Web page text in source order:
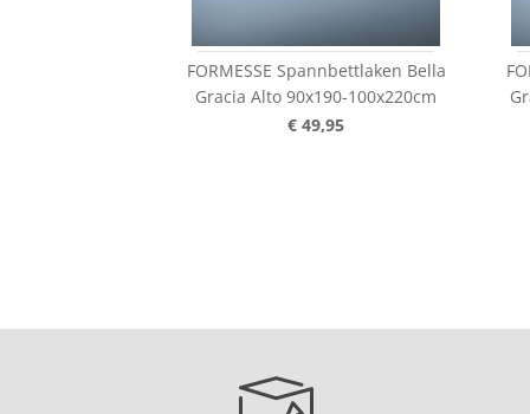
FORMESSE Spannbettlaken Bella
Gracia Alto 90x190-100x220cm
€ 49,95